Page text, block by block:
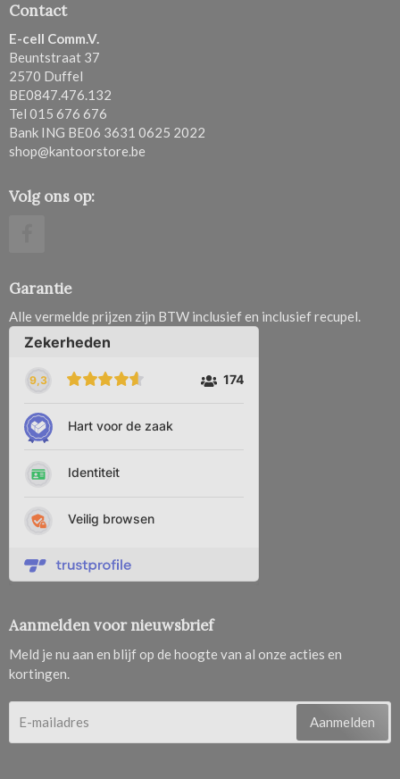
Volg ons op:
Contact
E-cell Comm.V.
Beuntstraat 37
2570 Duffel
BE0847.476.132
Tel 015 676 676
Bank ING BE06 3631 0625 2022
shop@kantoorstore.be
Garantie
Alle vermelde prijzen zijn BTW inclusief en inclusief recupel.
Aanmelden voor nieuwsbrief
Meld je nu aan en blijf op de hoogte van al onze acties en
kortingen.
Aanmelden